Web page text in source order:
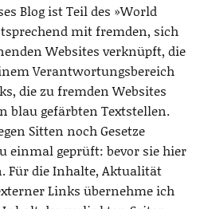
Blog ist Teil des »World
mit fremden, sich
Websites verknüpft, die
Verantwortungsbereich
die zu fremden Websites
blau gefärbten Textstellen.
Sitten noch Gesetze
einmal geprüft: bevor sie hier
Für die Inhalte, Aktualität
Links übernehme ich